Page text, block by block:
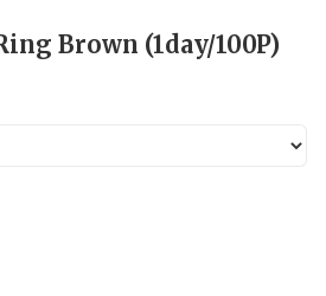
Brown (1day/100P)